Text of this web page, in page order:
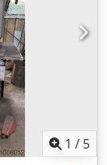
1 / 5